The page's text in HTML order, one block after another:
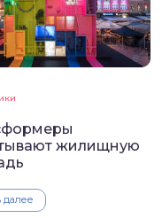
жилищную
далее